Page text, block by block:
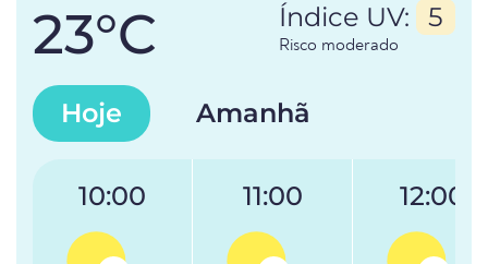
23°C Índice UV: 5
Risco moderado
Hoje Amanhã
10:00 11:00 12:00